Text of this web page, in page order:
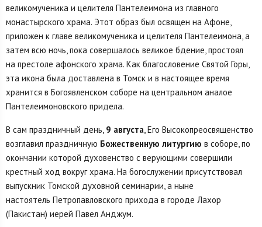
великомученика и целителя Пантелеимона из главного
монастырского храма. Этот образ был освящен на Афоне,
приложен к главе великомученика и целителя Пантелеимона, а
затем всю ночь, пока совершалось великое бдение, простоял
на престоле афонского храма. Как благословение Святой Горы,
эта икона была доставлена в Томск и в настоящее время
хранится в Богоявленском соборе на центральном аналое
Пантелеимоновского придела.
В сам праздничный день, 9 августа, Его Высокопреосвященство
возглавил праздничную Божественную литургию в соборе, по
окончании которой духовенство с верующими совершили
крестный ход вокруг храма. На богослужении присутствовал
выпускник Томской духовной семинарии, а ныне
настоятель Петропавловского прихода в городе Лахор
(Пакистан) иерей Павел Анджум.